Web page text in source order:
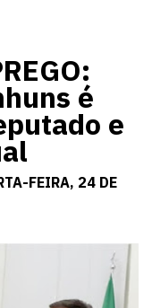
é
e
FEIRA, 24 DE